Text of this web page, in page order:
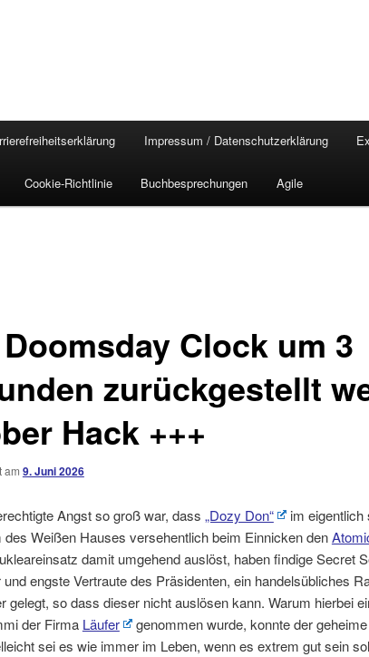
Impressum / Datenschutzerklärung
Cookie-Richtlinie Buchbesprechungen Agile
Clock um 3
zurückgestellt
Hack +++
am 9. Juni 2026
Angst so groß war, dass „Dozy Don“
im eigentlich
des Weißen Hauses versehentlich beim Einnicken den
damit umgehend auslöst, haben findige Secret
und engste Vertraute des Präsidenten, ein handelsübliches
gelegt, so dass dieser nicht auslösen kann. Warum hierbei
der Firma Läufer
genommen wurde, konnte der
sei es wie immer im Leben, wenn es extrem gut sein